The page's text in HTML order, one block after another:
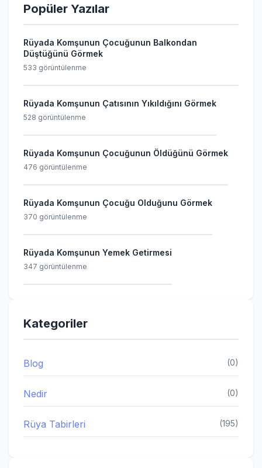
Popüler Yazılar
Rüyada Komşunun Çocuğunun Balkondan
Düştüğünü Görmek
533 görüntülenme
Rüyada Komşunun Çatısının Yıkıldığını Görmek
528 görüntülenme
Rüyada Komşunun Çocuğunun Öldüğünü Görmek
476 görüntülenme
Rüyada Komşunun Çocuğu Olduğunu Görmek
370 görüntülenme
Rüyada Komşunun Yemek Getirmesi
347 görüntülenme
Kategoriler
Blog (0)
Nedir (0)
Rüya Tabirleri (195)